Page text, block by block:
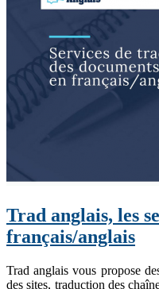
Trad anglais, les
français/anglais
Trad anglais vous propose
des sites, traduction des